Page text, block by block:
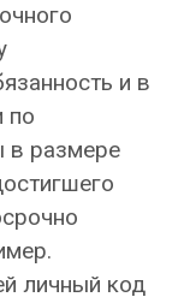
и в
по
в размере
личный код